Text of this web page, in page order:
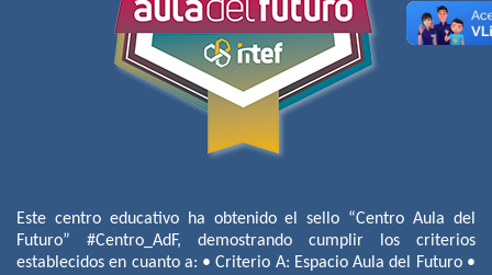
Este centro educativo ha obtenido el sello “Centro Aula del
Futuro” #Centro_AdF, demostrando cumplir los criterios
establecidos en cuanto a: • Criterio A: Espacio Aula del Futuro •